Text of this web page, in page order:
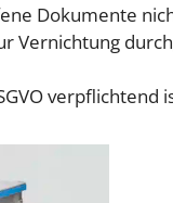
Dokumente
Vernichtung
verpflichtend